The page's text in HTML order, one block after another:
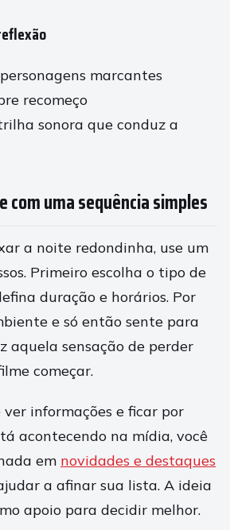
marcantes
recomeço
sonora que conduz a
com uma sequência simples
a noite redondinha, use um
Primeiro escolha o tipo de
duração e horários. Por
e só então sente para
aquela sensação de perder
começar.
ver informações e ficar por
acontecendo na mídia, você
em novidades e destaques
a afinar sua lista. A ideia
apoio para decidir melhor.